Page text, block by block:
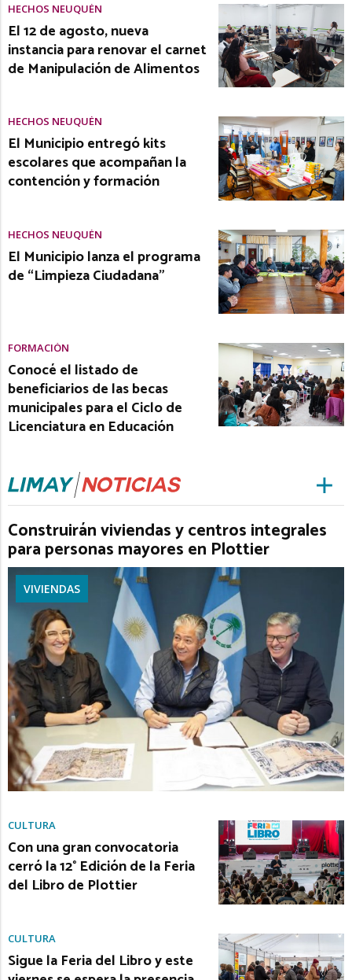
HECHOS NEUQUÉN
El 12 de agosto, nueva
instancia para renovar el carnet
de Manipulación de Alimentos
HECHOS NEUQUÉN
El Municipio entregó kits
escolares que acompañan la
contención y formación
HECHOS NEUQUÉN
El Municipio lanza el programa
de “Limpieza Ciudadana”
FORMACIÓN
Conocé el listado de
beneficiarios de las becas
municipales para el Ciclo de
Licenciatura en Educación
Construirán viviendas y centros integrales
para personas mayores en Plottier
VIVIENDAS
CULTURA
Con una gran convocatoria
cerró la 12° Edición de la Feria
del Libro de Plottier
CULTURA
Sigue la Feria del Libro y este